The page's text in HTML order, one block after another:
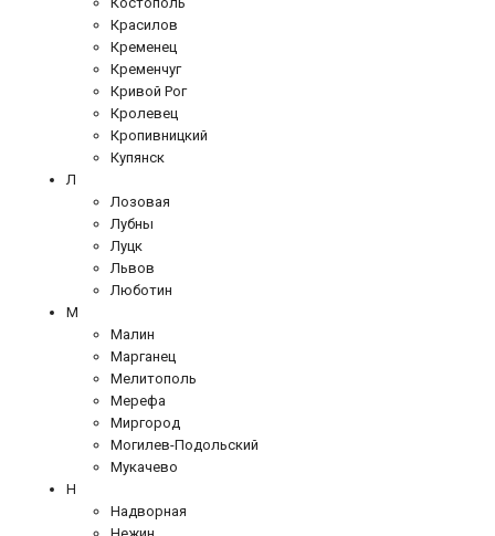
Красилов
Кременец
Кременчуг
Кривой Рог
Кролевец
Кропивницкий
Купянск
Л
Лозовая
Лубны
Луцк
Львов
Люботин
М
Малин
Марганец
Мелитополь
Мерефа
Миргород
Могилев-Подольский
Мукачево
Н
Надворная